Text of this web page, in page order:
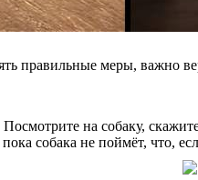
правильные меры, важно
на собаку,
собака не поймёт, что,